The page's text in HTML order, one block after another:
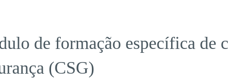
de formação específica de
(CSG)